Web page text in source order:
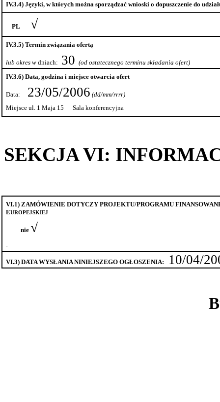
IV.3.4) Języki, w których można sporządzać wnioski o dopuszczenie do
PL √
IV.3.5) Termin związania ofertą
lub okres w dniach: 30(od ostatecznego terminu składania ofert)
IV.3.6) Data, godzina i miejsce otwarcia ofert
Data: 23/05/2006 (dd/mm/rrrr)
Miejsce ul. 1Maja 15 Sala konferencyjna
SEKCJA VI:
VI.1) ZAMÓWIENIE DOTYCZY PROJEKTU/PROGRAMU
EUROPEJSKIEJ
nie √
VI.3) DATA WYSŁANIA NINIEJSZEGOOGŁOSZENIA: 10/04/